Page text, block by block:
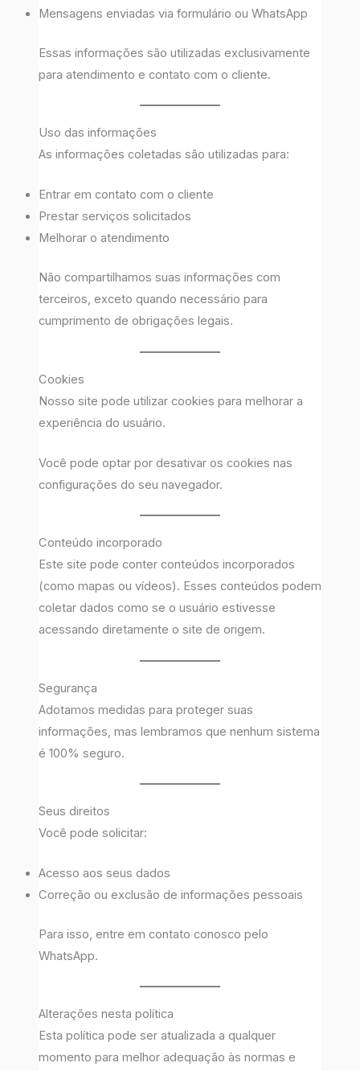
Mensagens enviadas via formulário ou WhatsApp
Essas informações são utilizadas exclusivamente
para atendimento e contato com o cliente.
Uso das informações
As informações coletadas são utilizadas para:
Entrar em contato com o cliente
Prestar serviços solicitados
Melhorar o atendimento
Não compartilhamos suas informações com
terceiros, exceto quando necessário para
cumprimento de obrigações legais.
Cookies
Nosso site pode utilizar cookies para melhorar a
experiência do usuário.
Você pode optar por desativar os cookies nas
configurações do seu navegador.
Conteúdo incorporado
Este site pode conter conteúdos incorporados
(como mapas ou vídeos). Esses conteúdos podem
coletar dados como se o usuário estivesse
acessando diretamente o site de origem.
Segurança
Adotamos medidas para proteger suas
informações, mas lembramos que nenhum sistema
é 100% seguro.
Seus direitos
Você pode solicitar:
Acesso aos seus dados
Correção ou exclusão de informações pessoais
Para isso, entre em contato conosco pelo
WhatsApp.
Alterações nesta política
Esta política pode ser atualizada a qualquer
momento para melhor adequação às normas e